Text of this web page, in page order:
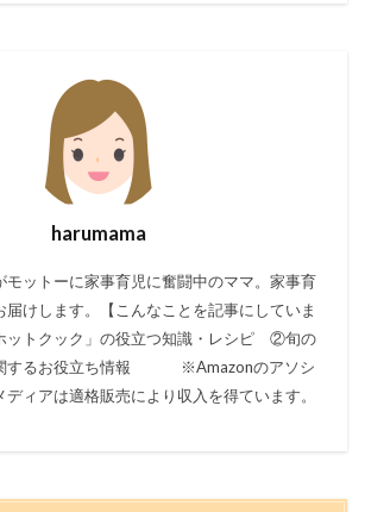
harumama
モットーに家事育児に奮闘中のママ。家事育
届けします。【こんなことを記事にしていま
ットクック」の役立つ知識・レシピ ②旬の
関するお役立ち情報 ※Amazonのアソシ
ィアは適格販売により収入を得ています。